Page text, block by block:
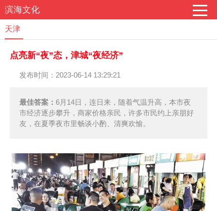
滨海文化
天津
点亮新“夜”态，津城“夜经济”
发布时间：2023-06-14 13:29:21
最佳答案： 6月14日，连日来，随着气温升高，本市夜
市经济逐步攀升，商家价格亲民，许多市民约上亲朋好
友，在夏季夜市里畅谈小酌、清爽欢愉。